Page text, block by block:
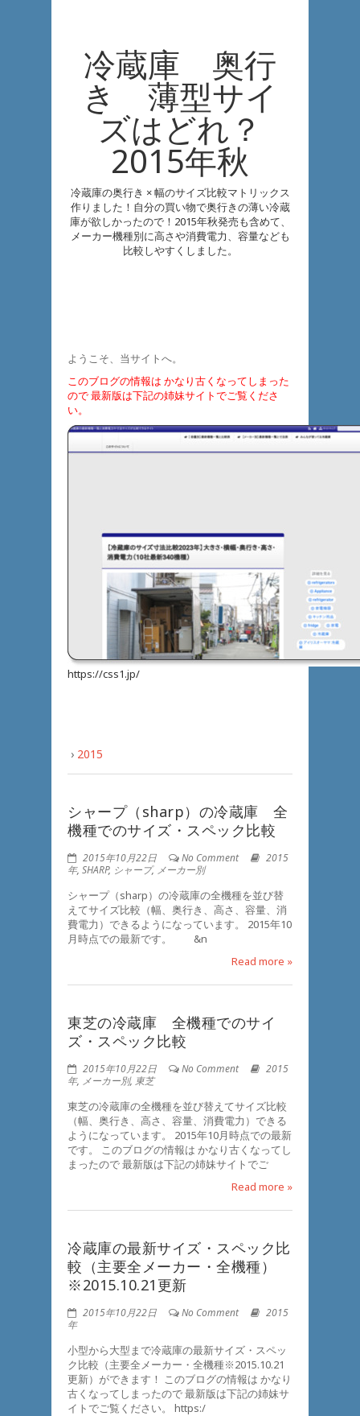
冷蔵庫 奥行
き 薄型サイ
ズはどれ？
2015年秋
冷蔵庫の奥行き × 幅のサイズ比較マトリックス
作りました！自分の買い物で奥行きの薄い冷蔵
庫が欲しかったので！2015年秋発売も含めて、
メーカー機種別に高さや消費電力、容量なども
比較しやすくしました。
ようこそ、当サイトへ。
このブログの情報は かなり古くなってしまった
ので 最新版は下記の姉妹サイトでご覧くださ
い。
https://css1.jp/
› 2015
シャープ（sharp）の冷蔵庫 全
機種でのサイズ・スペック比較
2015年10月22日 No Comment
2015
年, SHARP, シャープ, メーカー別
シャープ（sharp）の冷蔵庫の全機種を並び替
えてサイズ比較（幅、奥行き、高さ、容量、消
費電力）できるようになっています。 2015年10
月時点での最新です。 &n
Read more »
東芝の冷蔵庫 全機種でのサイ
ズ・スペック比較
2015年10月22日 No Comment
2015
年, メーカー別, 東芝
東芝の冷蔵庫の全機種を並び替えてサイズ比較
（幅、奥行き、高さ、容量、消費電力）できる
ようになっています。 2015年10月時点での最新
です。 このブログの情報は かなり古くなってし
まったので 最新版は下記の姉妹サイトでご
Read more »
冷蔵庫の最新サイズ・スペック比
較（主要全メーカー・全機種）
※2015.10.21更新
2015年10月22日 No Comment
2015
年
小型から大型まで冷蔵庫の最新サイズ・スペッ
ク比較（主要全メーカー・全機種※2015.10.21
更新）ができます！ このブログの情報は かなり
古くなってしまったので 最新版は下記の姉妹サ
イトでご覧ください。 https:/